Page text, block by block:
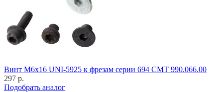
Винт M6x16 UNI-5925 к фрезам серии 694 CMT 990.066.00
297 р.
Подобрать аналог